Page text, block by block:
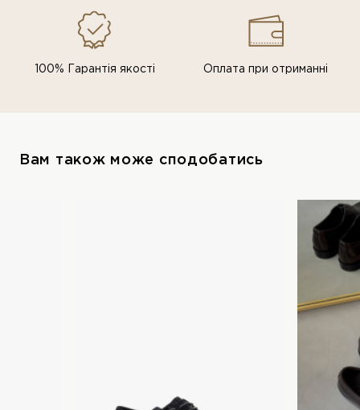
100% Гарантія якості Оплата при отриманні
Вам також може сподобатись